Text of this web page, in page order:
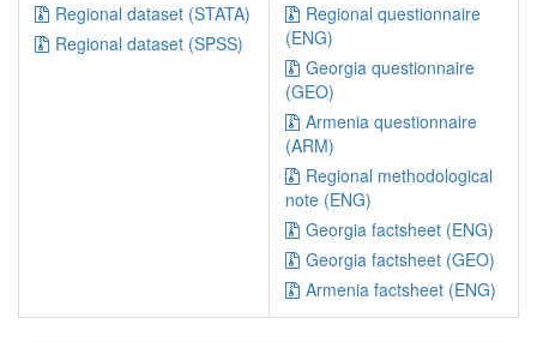
Regional dataset (STATA)
Regional dataset (SPSS)
Regional questionnaire
(ENG)
Georgia questionnaire
(GEO)
Armenia questionnaire
(ARM)
Regional methodological
note (ENG)
Georgia factsheet (ENG)
Georgia factsheet (GEO)
Armenia factsheet (ENG)